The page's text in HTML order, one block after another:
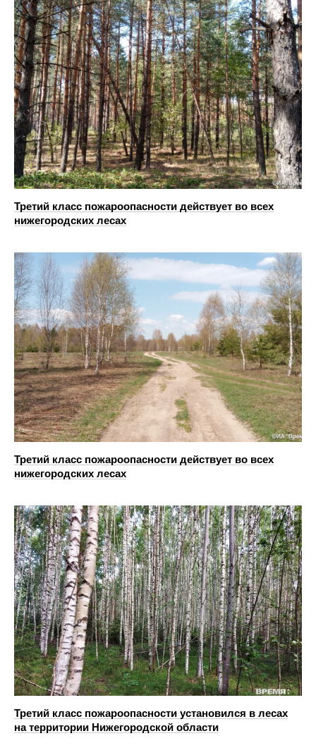
Третий класс пожароопасности действует во всех
нижегородских лесах
Третий класс пожароопасности действует во всех
нижегородских лесах
Третий класс пожароопасности установился в лесах
на территории Нижегородской области